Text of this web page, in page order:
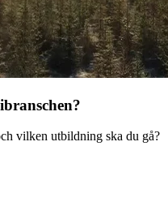
vilken utbildning ska du gå?